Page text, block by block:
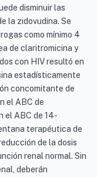
disminuir las
la zidovudina. Se
como mínimo 4
de claritromicina y
con HIV resultó en
estadísticamente
concomitante de
el ABC de
el ABC de 14-
terapéutica de
de la dosis
renal normal. Sin
deberán